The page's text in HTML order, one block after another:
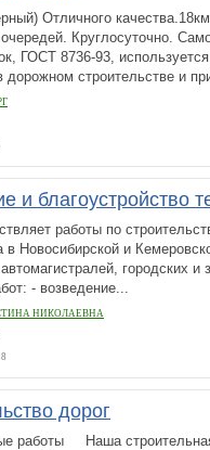
Отличного
Круглосуточно.
ГОСТ 8736-93,
дорожном строительстве и
и благоустройство
работы по
Новосибирской и
городских и
- возведение...
НИКОЛАЕВНА
дорог
работы Наша